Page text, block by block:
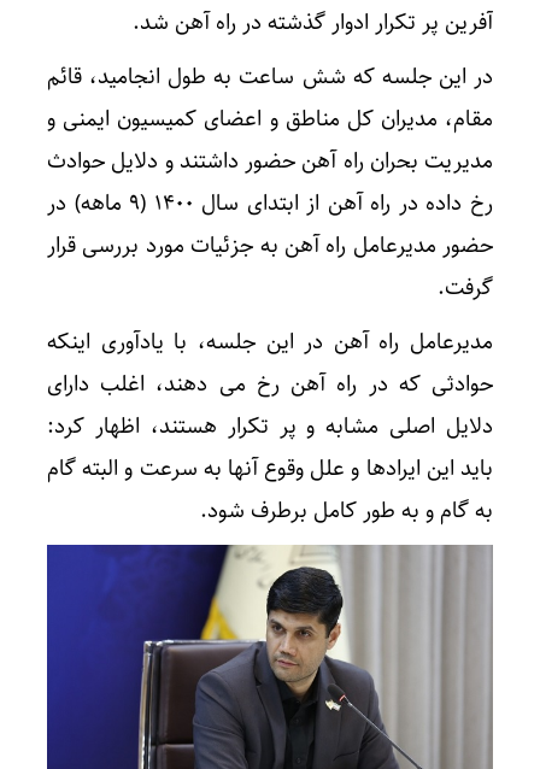
آفرین پر تکرار ادوار گذشته در راه آهن شد.
در این جلسه که شش ساعت به طول انجامید، قائم
مقام، مدیران کل مناطق و اعضای کمیسیون ایمنی و
مدیریت بحران راه آهن حضور داشتند و دلایل حوادث
رخ داده در راه آهن از ابتدای سال ۱۴۰۰ (۹ ماهه) در
حضور مدیرعامل راه آهن به جزئیات مورد بررسی قرار
گرفت.
مدیرعامل راه آهن در این جلسه، با یادآوری اینکه
حوادثی که در راه آهن رخ می دهند، اغلب دارای
دلایل اصلی مشابه و پر تکرار هستند، اظهار کرد:
باید این ایرادها و علل وقوع آنها به سرعت و البته گام
به گام و به طور کامل برطرف شود.